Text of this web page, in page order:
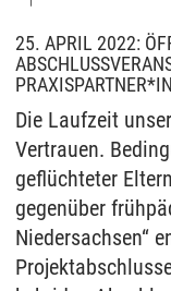
25. APRIL 2022:
Die Laufzeit
Vertrauen.
geflüchteter
gegenüber
Niedersachsen“